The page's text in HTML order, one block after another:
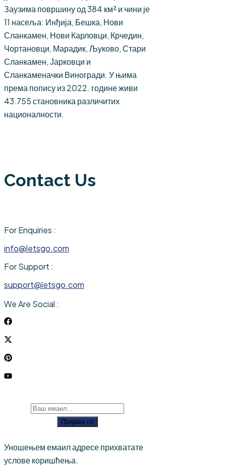
Заузима површину од 384 км² и чини је
11 насеља: Инђија, Бешка, Нови
Сланкамен, Нови Карловци, Крчедин,
Чортановци, Марадик, Љуково, Стари
Сланкамен, Јарковци и
Сланкаменачки Виногради. У њима
према попису из 2022. године живи
43.755 становника различитих
националности.
Contact Us
For Enquiries :
info@letsgo.com
For Support :
support@letsgo.com
We Are Social :
Пријави се
Уношењем емаил адресе прихватате
услове коришћења.